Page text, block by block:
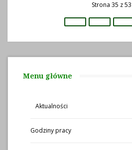
Strona 35 z 53
Menu główne
Aktualności
Godziny pracy